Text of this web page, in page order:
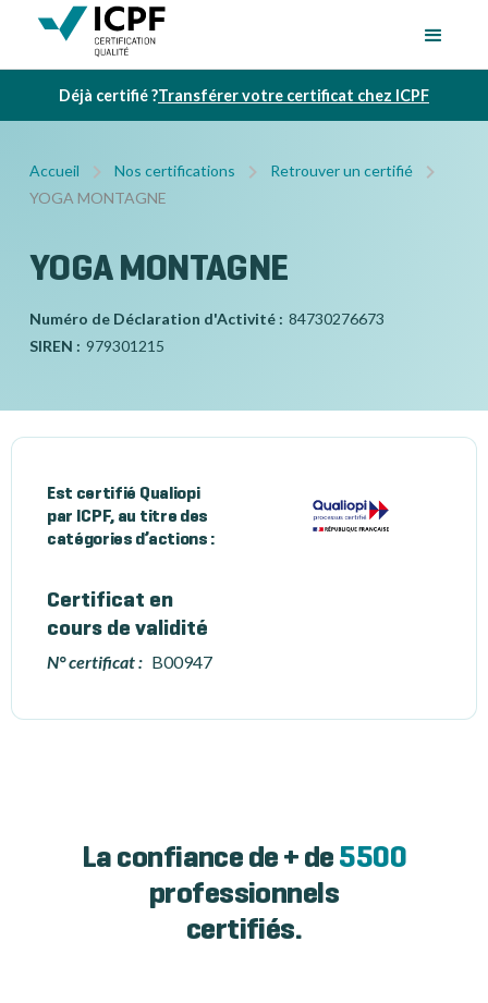
Déjà certifié ?Transférer votre certificat chez ICPF
Accueil Nos certifications
Retrouver un certifié
YOGA MONTAGNE
YOGA MONTAGNE
Numéro de Déclaration d'Activité : 84730276673
SIREN : 979301215
Est certifié Qualiopi
par ICPF, au titre des
catégories d’actions :
Certificat en
cours de validité
N° certificat : B00947
La confiance de + de 5500
professionnels
certifiés.